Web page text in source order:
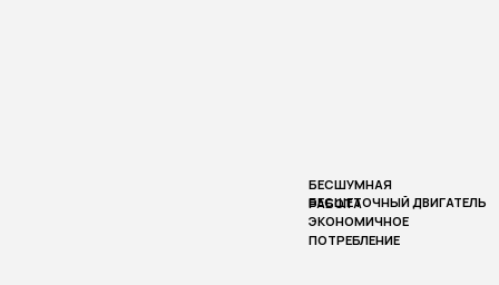
БЕСЩЕТОЧНЫЙ ДВИГАТЕЛЬ
ЭКОНОМИЧНОЕ
ПОТРЕБЛЕНИЕ
БЕСШУМНАЯ
РАБОТА